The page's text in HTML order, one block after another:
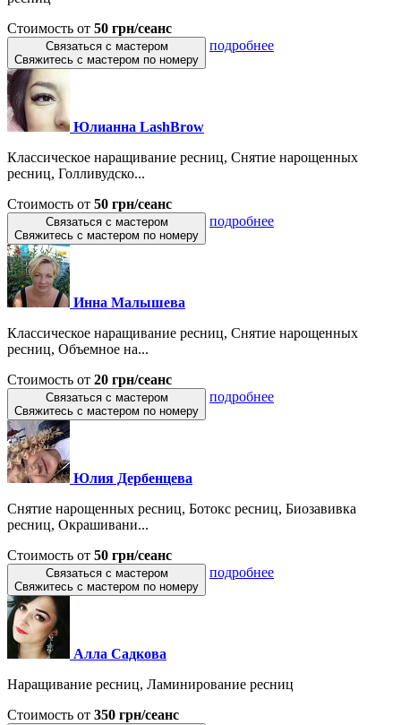
Стоимость от 50 грн/сеанс
Связаться с мастером
Свяжитесь с мастером по номеру
подробнее
Юлианна LashBrow
Классическое наращивание ресниц, Снятие нарощенных
ресниц, Голливудско...
Стоимость от 50 грн/сеанс
Связаться с мастером
Свяжитесь с мастером по номеру
подробнее
Инна Малышева
Классическое наращивание ресниц, Снятие нарощенных
ресниц, Объемное на...
Стоимость от 20 грн/сеанс
Связаться с мастером
Свяжитесь с мастером по номеру
подробнее
Юлия Дербенцева
Снятие нарощенных ресниц, Ботокс ресниц, Биозавивка
ресниц, Окрашивани...
Стоимость от 50 грн/сеанс
Связаться с мастером
Свяжитесь с мастером по номеру
подробнее
Алла Садкова
Наращивание ресниц, Ламинирование ресниц
Стоимость от 350 грн/сеанс